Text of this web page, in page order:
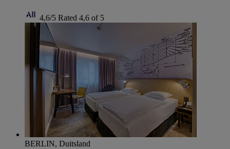
4,6/5 Rated 4,6 of 5
BERLIN, Duitsland